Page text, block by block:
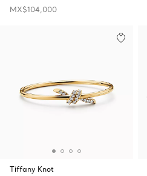
MX$104,000
Tiffany Knot